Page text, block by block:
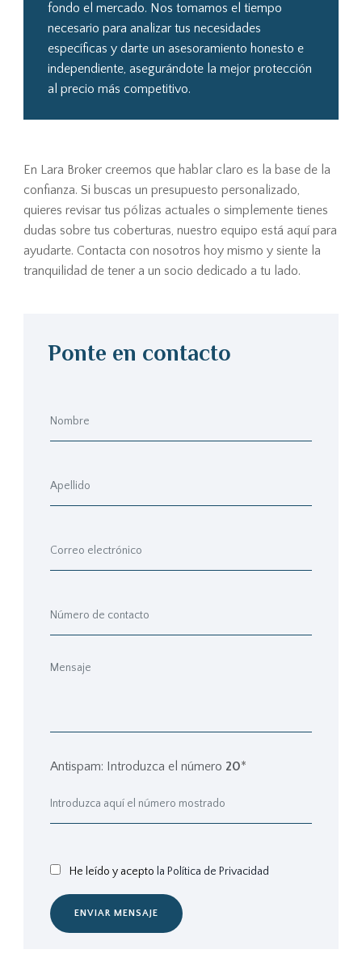
fondo el mercado. Nos tomamos el tiempo
necesario para analizar tus necesidades
específicas y darte un asesoramiento honesto e
independiente, asegurándote la mejor protección
al precio más competitivo.
En Lara Broker creemos que hablar claro es la base de la
confianza. Si buscas un presupuesto personalizado,
quieres revisar tus pólizas actuales o simplemente tienes
dudas sobre tus coberturas, nuestro equipo está aquí para
ayudarte. Contacta con nosotros hoy mismo y siente la
tranquilidad de tener a un socio dedicado a tu lado.
Ponte en contacto
Antispam: Introduzca el número 20*
He leído y acepto la Política de Privacidad
ENVIAR MENSAJE